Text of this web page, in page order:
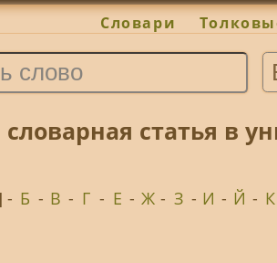
Словари
словарная статья в
- Б - В - Г - Е - Ж - З - И - Й - К